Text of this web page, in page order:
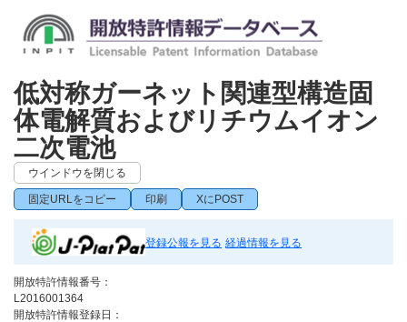
低対称ガーネット関連型構造固
体電解質およびリチウムイオン
二次電池
ウインドウを閉じる
固定URLをコピー 印刷 XにPOST
登録公報を見る 経過情報を見る
開放特許情報番号：
L2016001364
開放特許情報登録日：